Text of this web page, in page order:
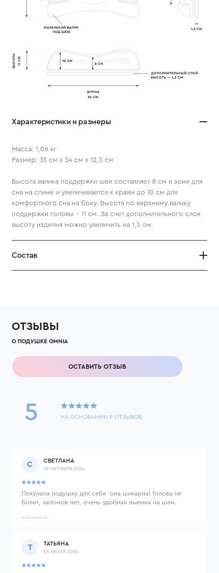
Характеристики и размеры
Масса: 1,08 кг
Размер: 35 см х 54 см х 12,5 см
Высота валика поддержки шеи составляет 8 см в зоне для
сна на спине и увеличивается к краям до 10 см для
комфортного сна на боку. Высота по верхнему валику
поддержки головы - 11 см. За счет дополнительного слоя
высоту изделия можно увеличить на 1,5 см.
Состав
ОТЗЫВЫ
О ПОДУШКЕ OMNIA
ОСТАВИТЬ ОТЗЫВ
5 НА ОСНОВАНИИ 9 ОТЗЫВОВ
С
СВЕТЛАНА
18 ОКТЯБРЯ 2024
Покупала подушку для себя -она шикарна! Голова не
болит, заломов нет, очень удобная выемка на шеи.
дополнительный слой для своей подушки, все сделали!
ЧИТАТЬ ПОЛНОСТЬЮ
Т
ТАТЬЯНА
25 ИЮЛЯ 2024